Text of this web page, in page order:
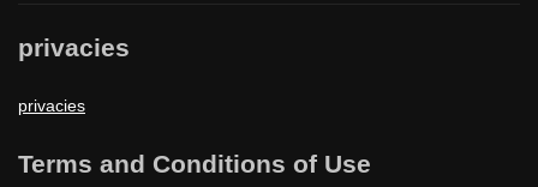
privacies
privacies
Terms and Conditions of Use